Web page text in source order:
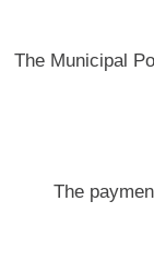
The Municipal
The